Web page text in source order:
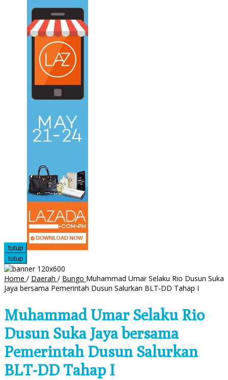
tutup
tutup
Home / Daerah / Bungo Muhammad Umar Selaku Rio Dusun Suka
Jaya bersama Pemerintah Dusun Salurkan BLT-DD Tahap I
Muhammad Umar Selaku Rio
Dusun Suka Jaya bersama
Pemerintah Dusun Salurkan
BLT-DD Tahap I